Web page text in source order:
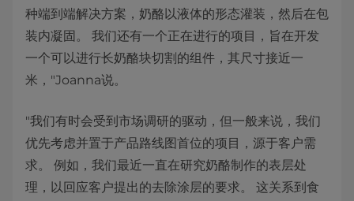
种端到端解决方案，奶酪以液体的形态灌装，然后在包
装内凝固。 我们还有一个正在进行的项目，旨在开发
一个可以进行长奶酪块切割的组件，其尺寸接近一
米，"Joanna说。
"我们有时会受到市场调研的驱动，但一般来说，我们
优先考虑并置于产品路线图首位的项目，源于客户需
求。 例如，我们最近一直在研究奶酪制作的表层处
理，以回应客户提出的去除涂层的要求。 这关系到食